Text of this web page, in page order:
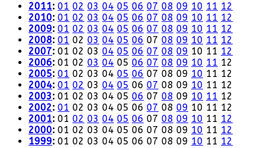
2011: 01 02 03 04 05 06 07 08 09 10 11 12
2010: 01 02 03 04 05 06 07 08 09 10 11 12
2009: 01 02 03 04 05 06 07 08 09 10 11 12
2008: 01 02 03 04 05 06 07 08 09 10 11 12
2007: 01 02 03 04 05 06 07 08 09 10 11 12
2006: 01 02 03 04 05 06 07 08 09 10 11 12
2005: 01 02 03 04 05 06 07 08 09 10 11 12
2004: 01 02 03 04 05 06 07 08 09 10 11 12
2003: 01 02 03 04 05 06 07 08 09 10 11 12
2002: 01 02 03 04 05 06 07 08 09 10 11 12
2001: 01 02 03 04 05 06 07 08 09 10 11 12
2000: 01 02 03 04 05 06 07 08 09 10 11 12
1999: 01 02 03 04 05 06 07 08 09 10 11 12